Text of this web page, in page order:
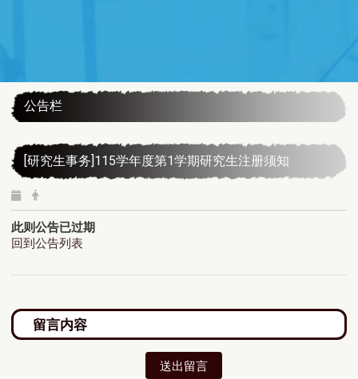
公告栏
[研究生事务]​​​​​​​115学年度第1学期研究生注册须知
此则公告已过期
回到公告列表
送出留言